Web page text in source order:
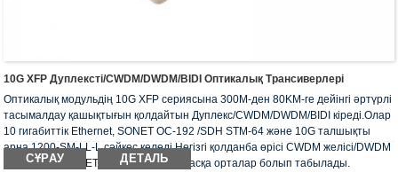
10G XFP Дуплексті/CWDM/DWDM/BIDI Оптикалық Трансиверлері
Оптикалық модульдің 10G XFP сериясына 300М-ден 80KM-ге дейінгі әртүрлі
тасымалдау қашықтығын қолдайтын Дуплекс/CWDM/DWDM/BIDI кіреді.Олар
10 гигабиттік Ethernet, SONET OC-192 /SDH STM-64 және 10G талшықты
арна 1200-SM-LL-L сәйкес келеді.Негізгі қолданба өрісі CWDM желісі/DWDM
желісі/SDH/SONET/FC жіберу және басқа орталар болып табылады.
СҰРАУ ДЕТАЛЬ